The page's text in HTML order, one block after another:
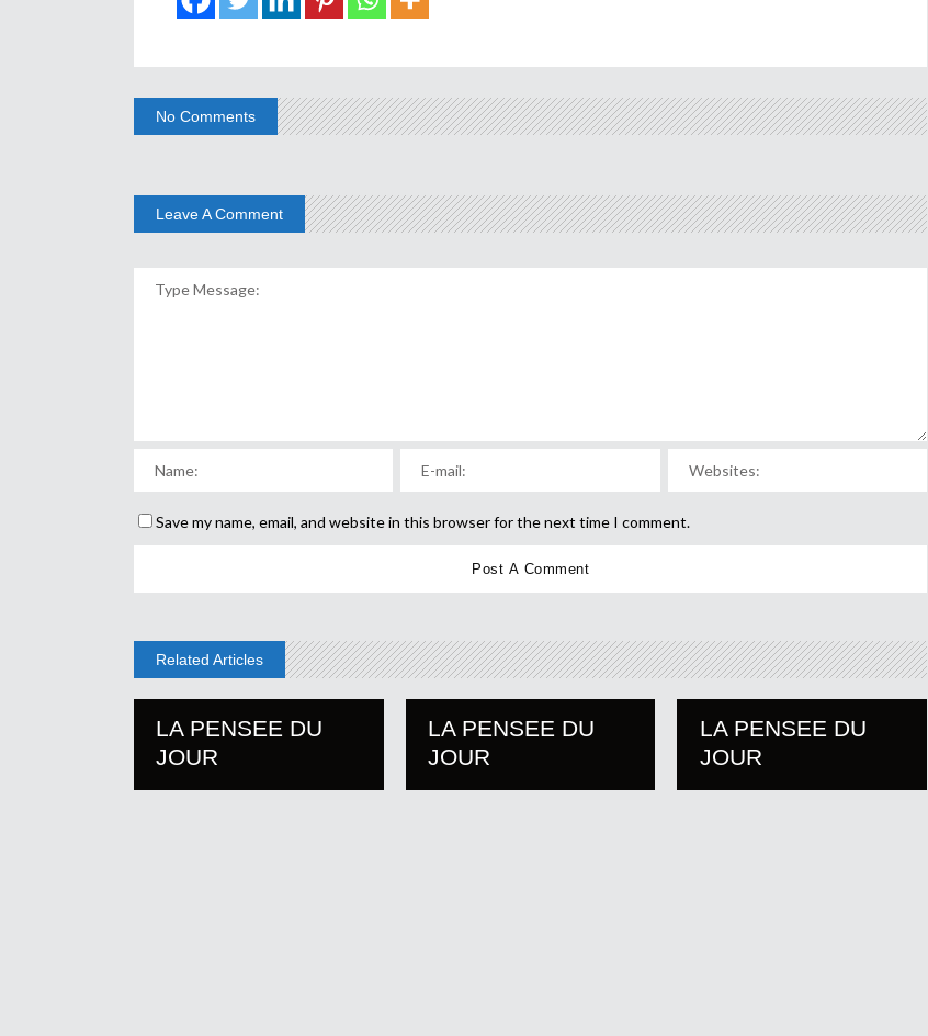
No Comments
Leave A Comment
Save my name, email, and website in this browser for the next time I comment.
Related Articles
LA PENSEE DU
JOUR
LA PENSEE DU
JOUR
LA PENSEE DU
JOUR